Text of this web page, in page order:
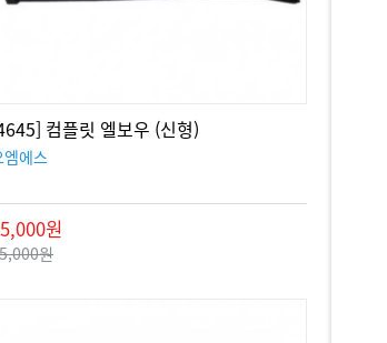
컴플릿 엘보우 (신형)
엠에스
원
원